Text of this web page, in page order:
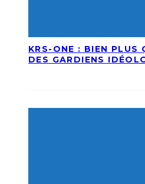
KRS-ONE : BIEN PLUS
DES GARDIENS